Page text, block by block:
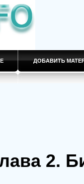
ДОБАВИТЬ
2.